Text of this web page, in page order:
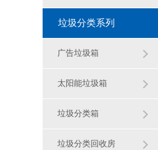
垃圾分类系列
广告垃圾箱
太阳能垃圾箱
垃圾分类箱
垃圾分类回收房